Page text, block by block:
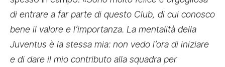
di entrare a far parte di questo Club, di cui conosco
bene il valore e l’importanza. La mentalità della
Juventus è la stessa mia: non vedo l’ora di iniziare
e di dare il mio contributo alla squadra per